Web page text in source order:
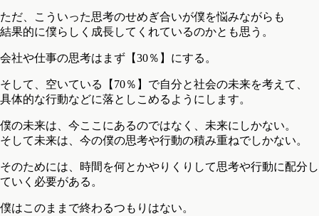
ただ、こういった思考のせめぎ合いが僕を悩みながらも
結果的に僕らしく成長してくれているのかとも思う。
会社や仕事の思考はまず【30％】にする。
そして、空いている【70％】で自分と社会の未来を考えて、
具体的な行動などに落としこめるようにします。
僕の未来は、今ここにあるのではなく、未来にしかない。
そして未来は、今の僕の思考や行動の積み重ねでしかない。
そのためには、時間を何とかやりくりして思考や行動に配分し
ていく必要がある。
僕はこのままで終わるつもりはない。